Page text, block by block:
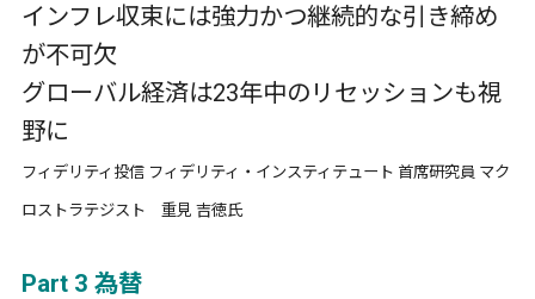
インフレ収束には強力かつ継続的な引き締め
が不可欠
グローバル経済は23年中のリセッションも視
野に
フィデリティ投信 フィデリティ・インスティテュート 首席研究員 マク
ロストラテジスト 重見 吉徳氏
Part 3 為替